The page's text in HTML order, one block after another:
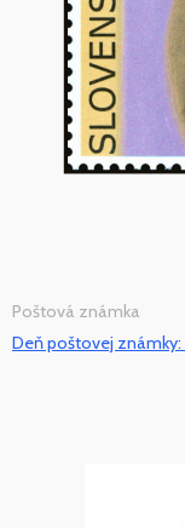
Poštová známka
Deň poštovej známky: